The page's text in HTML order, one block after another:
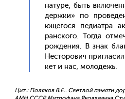
нату­ре, быть
дер­жки» по
юще­гося пе­ди­ат­ра
ран­ско­го. Тог­да
рож­де­ния. В знак
Нес­то­рович
кет и нас, мо­лодежь.
Цит.: Поляков В.Е.. Светлой памяти